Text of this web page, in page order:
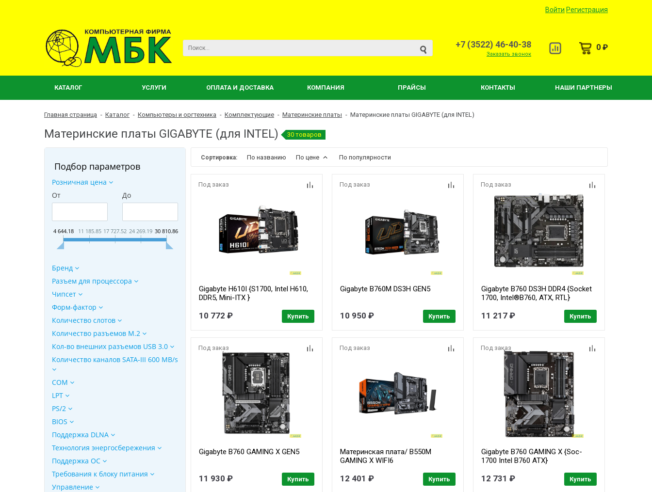
Войти Регистрация
+7 (3522) 46-40-38
Заказать звонок
0 ₽
КАТАЛОГ УСЛУГИ ОПЛАТА И ДОСТАВКА КОМПАНИЯ ПРАЙСЫ КОНТАКТЫ НАШИ ПАРТНЕРЫ
Главная страница - Каталог - Компьютеры и оргтехника - Комплектующие - Материнские платы - Материнские платы GIGABYTE (для INTEL)
Материнские платы GIGABYTE (для INTEL) 30 товаров
Подбор параметров
Розничная цена
От
До
4 644.18 11 185.85 17 727.52 24 269.19 30 810.86
Бренд
Разъем для процессора
Чипсет
Форм-фактор
Количество слотов
Количество разъемов M.2
Кол-во внешних разъемов USB 3.0
Количество каналов SATA-III 600 MB/s
COM
LPT
PS/2
BIOS
Поддержка DLNA
Технология энергосбережения
Поддержка ОС
Требования к блоку питания
Управление
Сортировка: По названию По цене По популярности
Под заказ
Gigabyte H610I {S1700, Intel H610,
DDR5, Mini-ITX }
10 772 ₽ Купить
Под заказ
Gigabyte B760M DS3H GEN5
10 950 ₽ Купить
Под заказ
Gigabyte B760 DS3H DDR4 {Socket
1700, Intel®B760, ATX, RTL}
11 217 ₽ Купить
Под заказ
Gigabyte B760 GAMING X GEN5
11 930 ₽ Купить
Под заказ
Материнская плата/ B550M
GAMING X WIFI6
12 401 ₽ Купить
Под заказ
Gigabyte B760 GAMING X {Soc-
1700 Intel B760 ATX}
12 731 ₽ Купить